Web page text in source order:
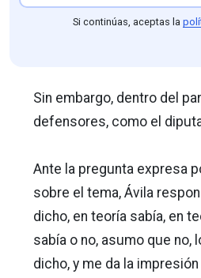
Si continúas, aceptas la
Sin embargo, dentro del
defensores, como el
Ante la pregunta expresa
sobre el tema, Ávila
dicho, en teoría sabía, en
sabía o no, asumo que no,
dicho, y me da la